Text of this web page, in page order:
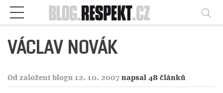
Respekt
VÁCLAV NOVÁK
Od založení blogu 12. 10. 2007 napsal 48 článků